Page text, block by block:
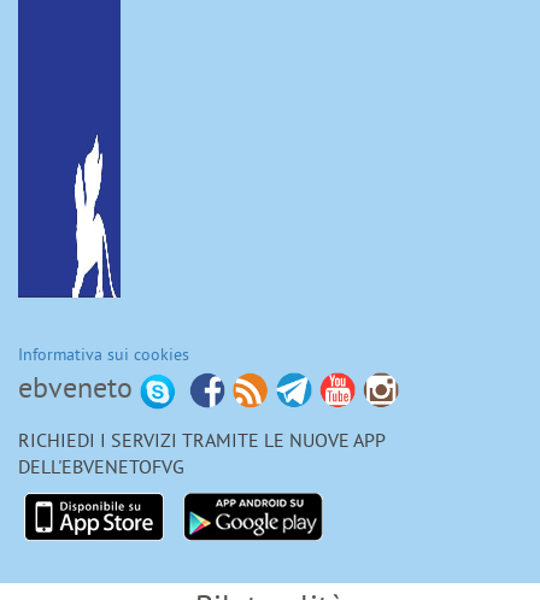
Informativa sui cookies
ebveneto
RICHIEDI I SERVIZI TRAMITE LE NUOVE APP
DELL'EBVENETOFVG